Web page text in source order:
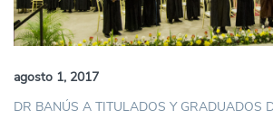
agosto 1, 2017
DR BANÚS A TITULADOS Y GRADUADOS